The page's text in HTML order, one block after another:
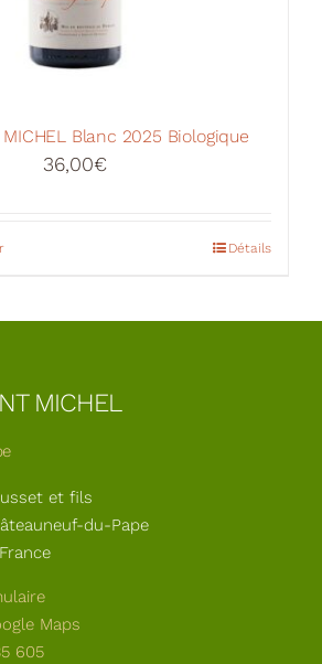
MICHEL Blanc 2025 Biologique
36,00€
Détails
MICHEL
et fils
du-Pape
Maps
605